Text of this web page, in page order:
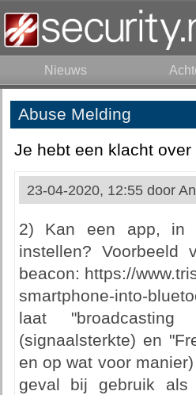
Nieuws
Abuse Melding
Je hebt een klacht
23-04-2020, 12:55 door
2) Kan een app, in
instellen? Voorbeeld
beacon: https://
smartphone-into-
laat
(signaalsterkte) en
en op wat voor
geval bij gebruik als